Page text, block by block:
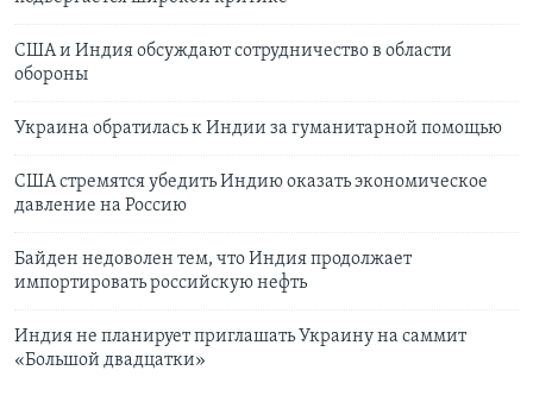
США и Индия обсуждают сотрудничество в области
обороны
Украина обратилась к Индии за гуманитарной помощью
США стремятся убедить Индию оказать экономическое
давление на Россию
Байден недоволен тем, что Индия продолжает
импортировать российскую нефть
Индия не планирует приглашать Украину на саммит
«Большой двадцатки»